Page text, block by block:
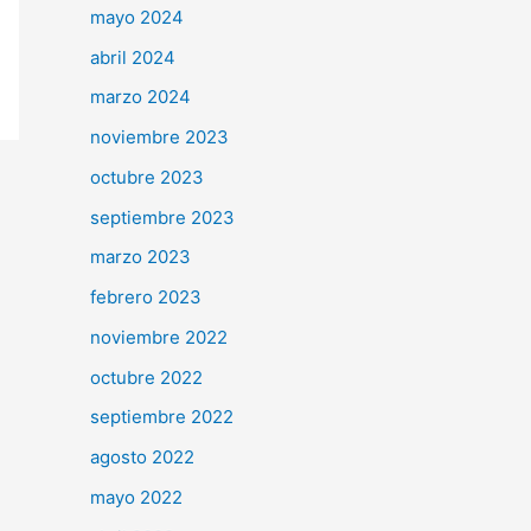
mayo 2024
abril 2024
marzo 2024
noviembre 2023
octubre 2023
septiembre 2023
marzo 2023
febrero 2023
noviembre 2022
octubre 2022
septiembre 2022
agosto 2022
mayo 2022